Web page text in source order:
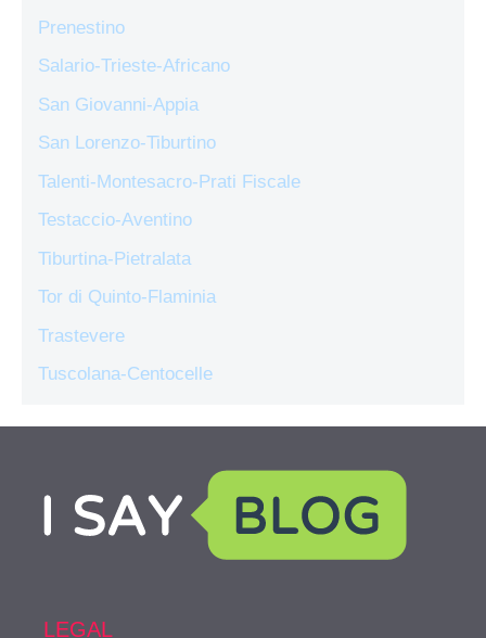
Prenestino
Salario-Trieste-Africano
San Giovanni-Appia
San Lorenzo-Tiburtino
Talenti-Montesacro-Prati Fiscale
Testaccio-Aventino
Tiburtina-Pietralata
Tor di Quinto-Flaminia
Trastevere
Tuscolana-Centocelle
LEGAL